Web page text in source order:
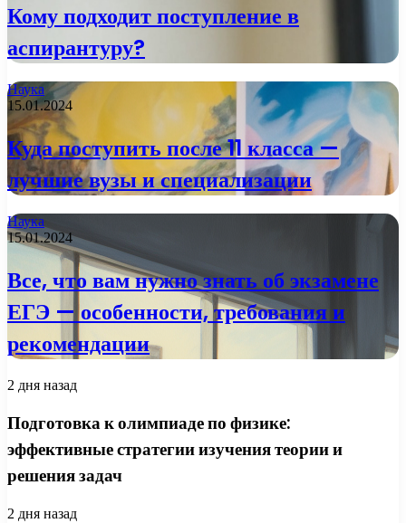
Кому подходит поступление в
аспирантуру?
Наука
15.01.2024
Куда поступить после 11 класса —
лучшие вузы и специализации
Наука
15.01.2024
Все, что вам нужно знать об экзамене
ЕГЭ — особенности, требования и
рекомендации
2 дня назад
Подготовка к олимпиаде по физике:
эффективные стратегии изучения теории и
решения задач
2 дня назад